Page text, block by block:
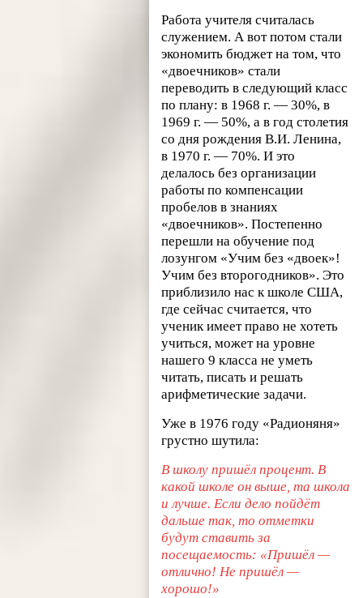
Работа учителя считалась
служением. А вот потом стали
экономить бюджет на том, что
«двоечников» стали
переводить в следующий класс
по плану: в 1968 г. — 30%, в
1969 г. — 50%, а в год столетия
со дня рождения В.И. Ленина,
в 1970 г. — 70%. И это
делалось без организации
работы по компенсации
пробелов в знаниях
«двоечников». Постепенно
перешли на обучение под
лозунгом «Учим без «двоек»!
Учим без второгодников». Это
приблизило нас к школе США,
где сейчас считается, что
ученик имеет право не хотеть
учиться, может на уровне
нашего 9 класса не уметь
читать, писать и решать
арифметические задачи.
Уже в 1976 году «Радионяня»
грустно шутила:
В школу пришёл процент. В
какой школе он выше, та школа
и лучше. Если дело пойдёт
дальше так, то отметки
будут ставить за
посещаемость: «Пришёл —
отлично! Не пришёл —
хорошо!»